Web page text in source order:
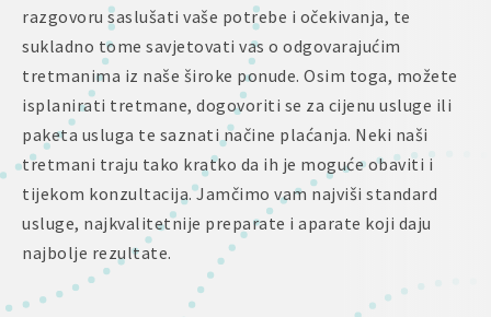
razgovoru saslušati vaše potrebe i očekivanja, te
sukladno tome savjetovati vas o odgovarajućim
tretmanima iz naše široke ponude. Osim toga, možete
isplanirati tretmane, dogovoriti se za cijenu usluge ili
paketa usluga te saznati načine plaćanja. Neki naši
tretmani traju tako kratko da ih je moguće obaviti i
tijekom konzultacija. Jamčimo vam najviši standard
usluge, najkvalitetnije preparate i aparate koji daju
najbolje rezultate.